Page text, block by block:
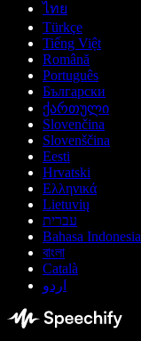
ไทย
Türkçe
Tiếng Việt
Română
Português
Български
ქართული
Slovenčina
Slovenščina
Eesti
Hrvatski
Ελληνικά
Lietuvių
עברית
Bahasa Indonesia
বাংলা
Català
اردو